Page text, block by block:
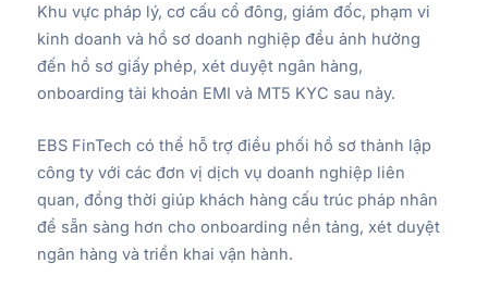
Khu vực pháp lý, cơ cấu cổ đông, giám đốc, phạm vi
kinh doanh và hồ sơ doanh nghiệp đều ảnh hưởng
đến hồ sơ giấy phép, xét duyệt ngân hàng,
onboarding tài khoản EMI và MT5 KYC sau này.
EBS FinTech có thể hỗ trợ điều phối hồ sơ thành lập
công ty với các đơn vị dịch vụ doanh nghiệp liên
quan, đồng thời giúp khách hàng cấu trúc pháp nhân
để sẵn sàng hơn cho onboarding nền tảng, xét duyệt
ngân hàng và triển khai vận hành.